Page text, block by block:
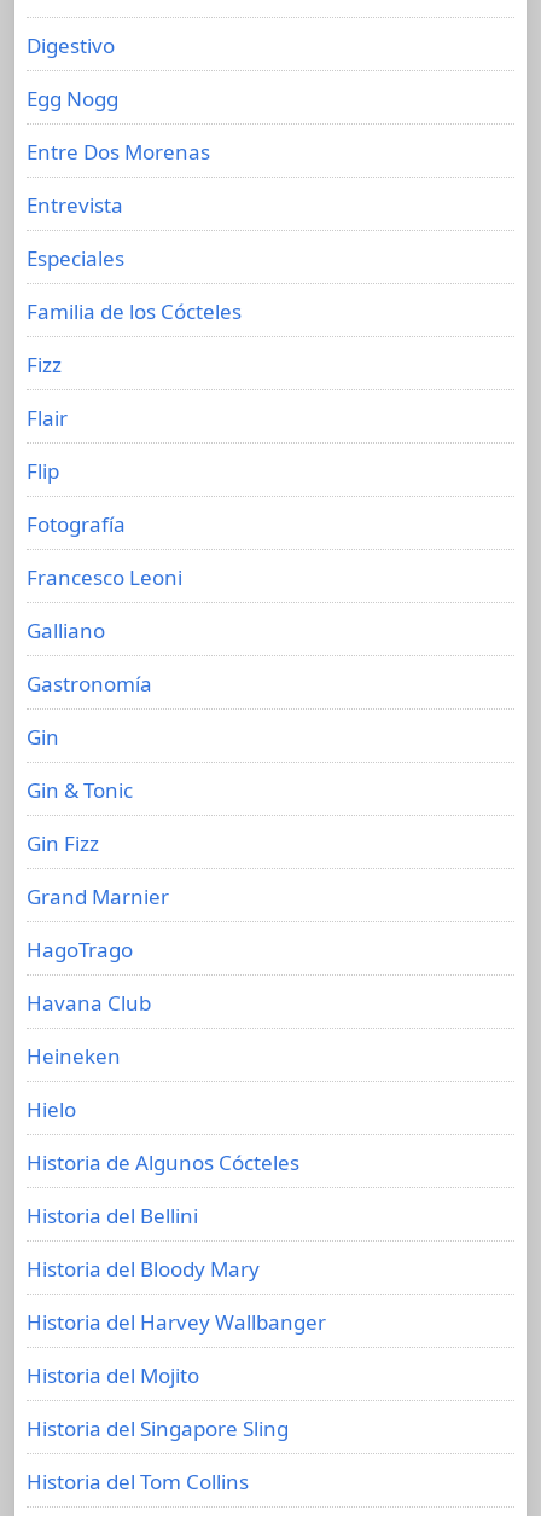
Digestivo
Egg Nogg
Entre Dos Morenas
Entrevista
Especiales
Familia de los Cócteles
Fizz
Flair
Flip
Fotografía
Francesco Leoni
Galliano
Gastronomía
Gin
Gin & Tonic
Gin Fizz
Grand Marnier
HagoTrago
Havana Club
Heineken
Hielo
Historia de Algunos Cócteles
Historia del Bellini
Historia del Bloody Mary
Historia del Harvey Wallbanger
Historia del Mojito
Historia del Singapore Sling
Historia del Tom Collins